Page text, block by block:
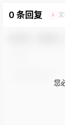
0 条回复 A
您